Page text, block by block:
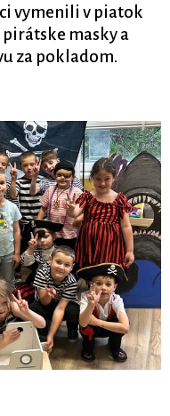
vymenili v piatok
pirátske masky a
za pokladom.